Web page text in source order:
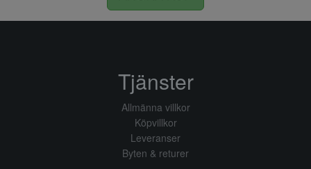
Tjänster
Allmänna villkor
Köpvillkor
Leveranser
Byten & returer